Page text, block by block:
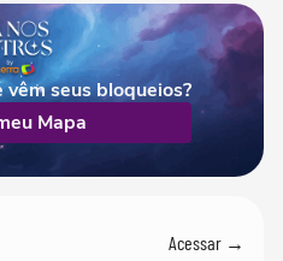
seus bloqueios?
Mapa
Acessar →